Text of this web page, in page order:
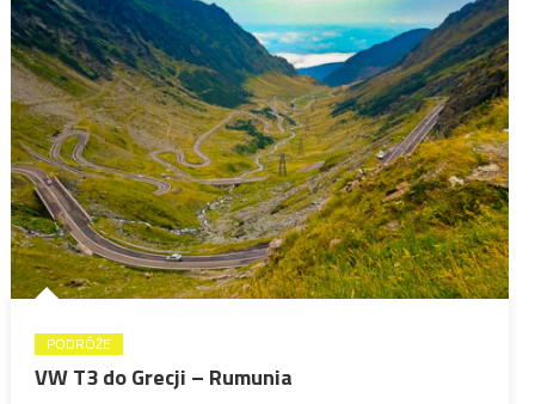
PODRÓŻE
VW T3 do Grecji – Rumunia